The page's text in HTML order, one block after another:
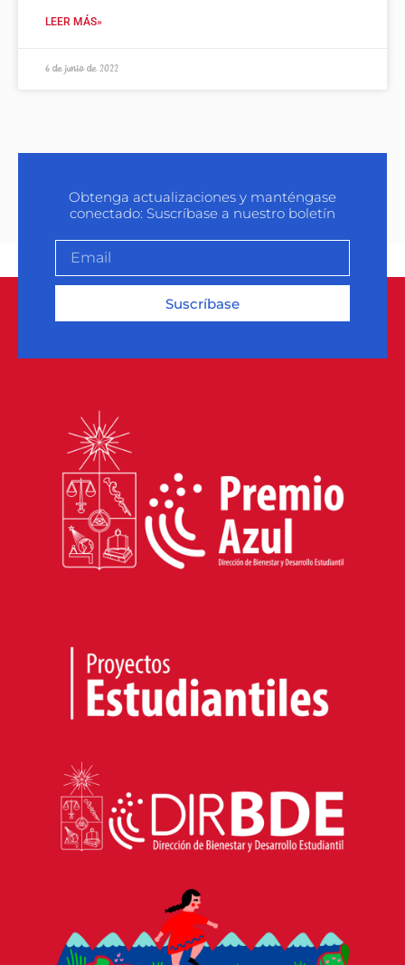
LEER MÁS»
6 de junio de 2022
Obtenga actualizaciones y manténgase
conectado: Suscríbase a nuestro boletín
Suscríbase